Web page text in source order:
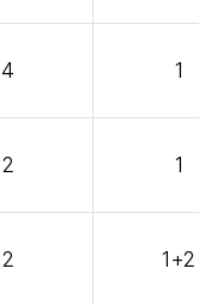
4 1
2 1
2 1+2